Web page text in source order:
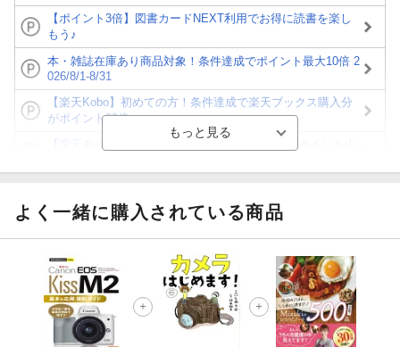
【ポイント3倍】図書カードNEXT利用でお得に読書を楽し
もう♪
本・雑誌在庫あり商品対象！条件達成でポイント最大10倍 2
026/8/1-8/31
【楽天Kobo】初めての方！条件達成で楽天ブックス購入分
がポイント20倍
ト山分け
楽天モバイル紹介キャンペーンの拡散で300円OFFクーポン
進呈
条件達成で楽天限定・宝塚歌劇 宙組貸切公演ペアチケット
が当たる
よく一緒に購入されている商品